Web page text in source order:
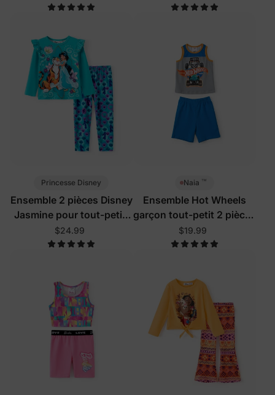
Princesse Disney
Ensemble 2 pièces Disney
Jasmine pour tout-petit,
turquoise
$24.99
Naia ™
Ensemble Hot Wheels
garçon tout-petit 2 pièces
bleu
$19.99